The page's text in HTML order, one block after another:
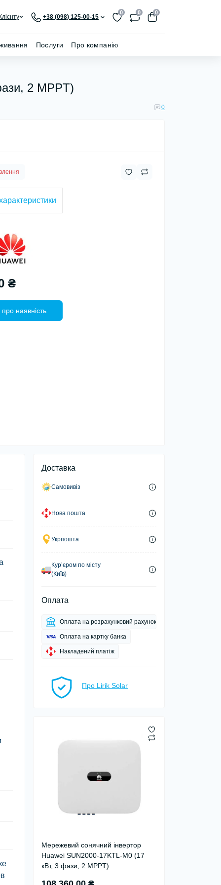
+38 (098) 125-00-15
0 0 0
Послуги Про компанію
2 MPPT)
0
₴
наявність
Доставка
Самовивіз
Нова пошта
Укрпошта
Курʼєром по місту
(Київ)
Оплата
Оплата на розрахунковий рахунок
Оплата на картку банка
Накладений платіж
Про Lirik Solar
Мережевий сонячний інвертор
Huawei SUN2000-17KTL-M0 (17
кВт, 3 фази, 2 MPPT)